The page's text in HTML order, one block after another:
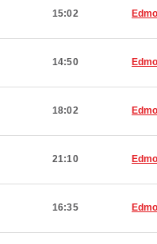
15:02
14:50
18:02
21:10
16:35